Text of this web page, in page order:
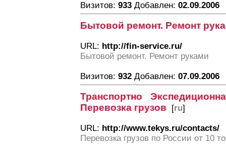
Визитов: 933 Добавлен: 02.09.2006
Бытовой ремонт. Ремонт
URL: http://fin-service.ru/
Бытовой ремонт. Ремонт руками
Визитов: 932 Добавлен: 07.09.2006
Транспортно
Перевозка грузов [ru]
URL: http://www.tekys.ru/contacts/
Перевозка грузов по России от 10